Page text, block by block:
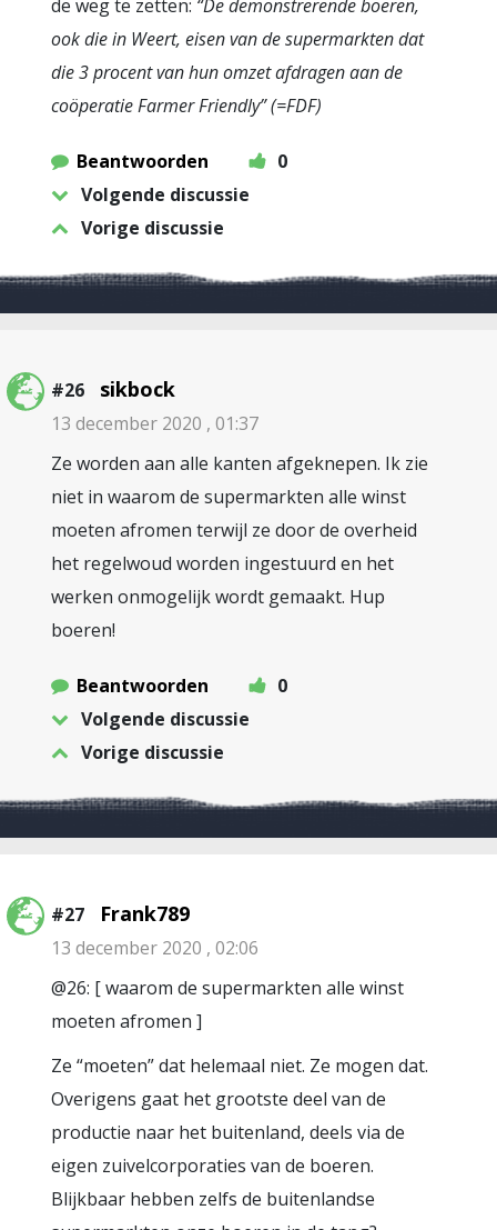
de weg te zetten: “De demonstrerende boeren,
ook die in Weert, eisen van de supermarkten dat
die 3 procent van hun omzet afdragen aan de
coöperatie Farmer Friendly” (=FDF)
Beantwoorden
0
Volgende discussie
Vorige discussie
#26 sikbock
13 december 2020 , 01:37
Ze worden aan alle kanten afgeknepen. Ik zie
niet in waarom de supermarkten alle winst
moeten afromen terwijl ze door de overheid
het regelwoud worden ingestuurd en het
werken onmogelijk wordt gemaakt. Hup
boeren!
Beantwoorden
0
Volgende discussie
Vorige discussie
#27 Frank789
13 december 2020 , 02:06
@26: [ waarom de supermarkten alle winst
moeten afromen ]
Ze “moeten” dat helemaal niet. Ze mogen dat.
Overigens gaat het grootste deel van de
productie naar het buitenland, deels via de
eigen zuivelcorporaties van de boeren.
Blijkbaar hebben zelfs de buitenlandse